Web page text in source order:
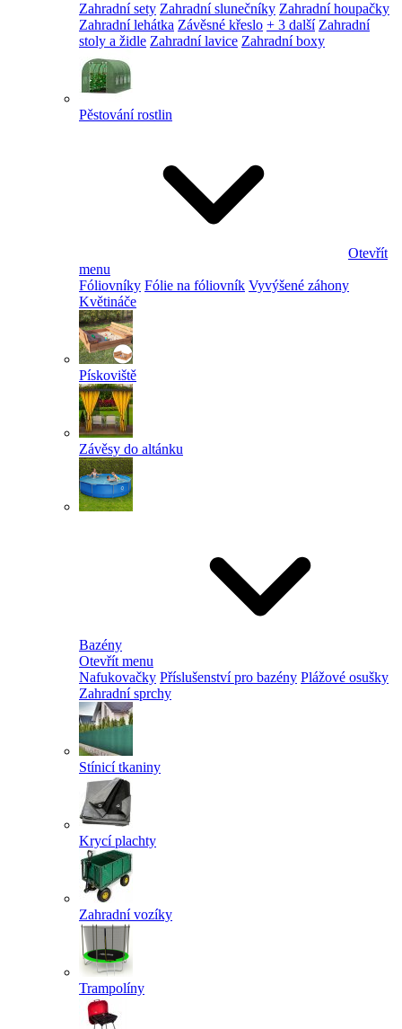
Zahradní sety Zahradní slunečníky Zahradní houpačky
Zahradní lehátka Závěsné křeslo + 3 další Zahradní
stoly a židle Zahradní lavice Zahradní boxy
Pěstování rostlin
Otevřít
menu
Fóliovníky Fólie na fóliovník Vyvýšené záhony
Květináče
Pískoviště
Závěsy do altánku
Bazény
Otevřít menu
Nafukovačky Příslušenství pro bazény Plážové osušky
Zahradní sprchy
Stínicí tkaniny
Krycí plachty
Zahradní vozíky
Trampolíny